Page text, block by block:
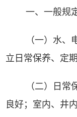
一、一般规
（一）水、
立日常保养、定
（二）日常
良好；室内、井